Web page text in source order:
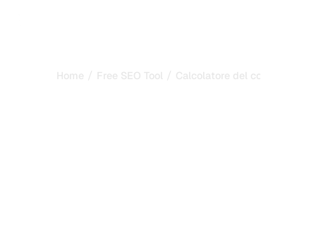
Home / Free SEO Tool / Calcolatore del costo